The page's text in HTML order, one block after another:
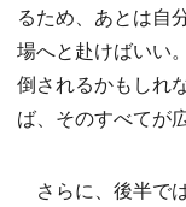
るため、あとは自
場へと赴けばいい
倒されるかもしれ
ば、そのすべてが
さらに、後半で